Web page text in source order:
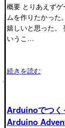
概要 とりあえず
ムを作りたかった
嬉しいと思った。
いうこ…
続きを読む
Arduinoでつく
Arduino